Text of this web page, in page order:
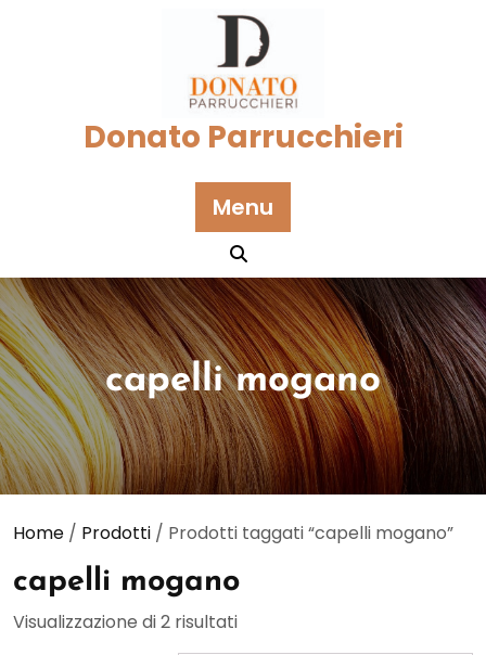
Donato Parrucchieri
Menu
capelli mogano
Home / Prodotti / Prodotti taggati “capelli mogano”
capelli mogano
Visualizzazione di 2 risultati